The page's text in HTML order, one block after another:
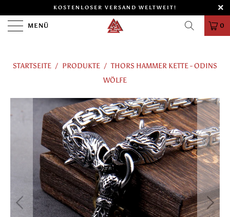
KOSTENLOSER VERSAND WELTWEIT!
MENÜ 0
STARTSEITE / PRODUKTE / THORS HAMMER KETTE - ODINS
WÖLFE